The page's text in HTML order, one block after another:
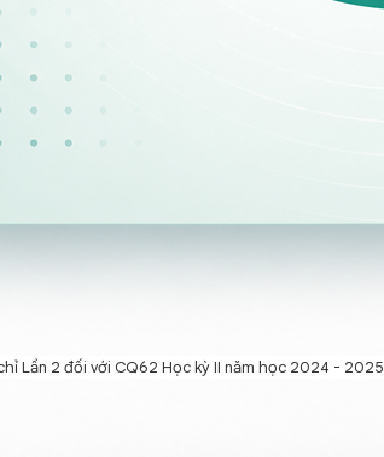
Lần 2 đối với CQ62 Học kỳ II năm học 2024 - 2025